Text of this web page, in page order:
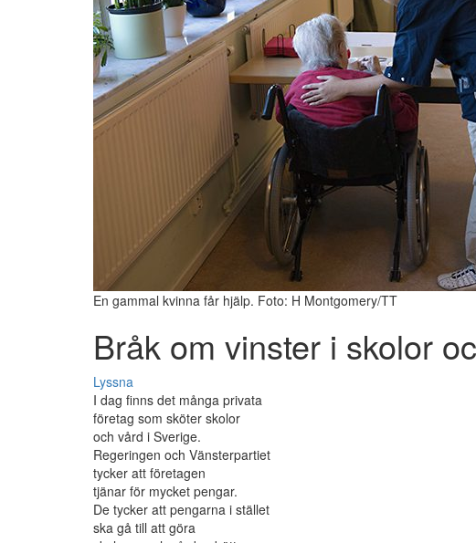
En gammal kvinna får hjälp. Foto: H Montgomery/TT
Bråk om vinster i skolor
Lyssna
I dag finns det många privata
företag som sköter skolor
och vård i Sverige.
Regeringen och Vänsterpartiet
tycker att företagen
tjänar för mycket pengar.
De tycker att pengarna i stället
ska gå till att göra